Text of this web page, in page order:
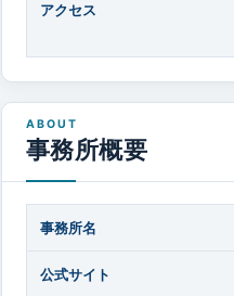
アクセス
事務所概要
事務所名
公式サイト